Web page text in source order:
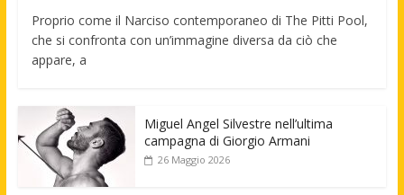
Proprio come il Narciso contemporaneo di The Pitti Pool,
che si confronta con un’immagine diversa da ciò che
appare, a
Miguel Angel Silvestre nell’ultima
campagna di Giorgio Armani
26 Maggio 2026